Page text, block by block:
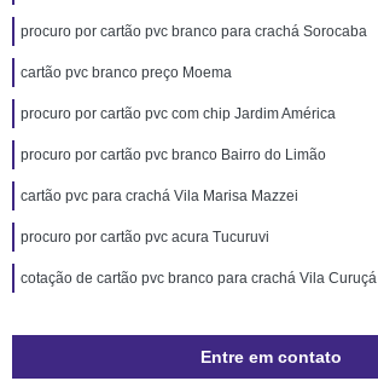
procuro por cartão pvc branco para crachá Sorocaba
cartão pvc branco preço Moema
procuro por cartão pvc com chip Jardim América
procuro por cartão pvc branco Bairro do Limão
cartão pvc para crachá Vila Marisa Mazzei
procuro por cartão pvc acura Tucuruvi
cotação de cartão pvc branco para crachá Vila Curuçá
Entre em contato